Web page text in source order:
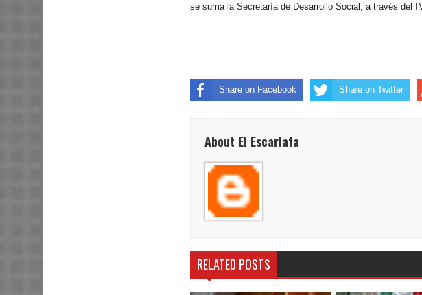
se suma la Secretaría de Desarrollo Social, a través del
Share on Facebook Share on Twitter
About El Escarlata
RELATED POSTS